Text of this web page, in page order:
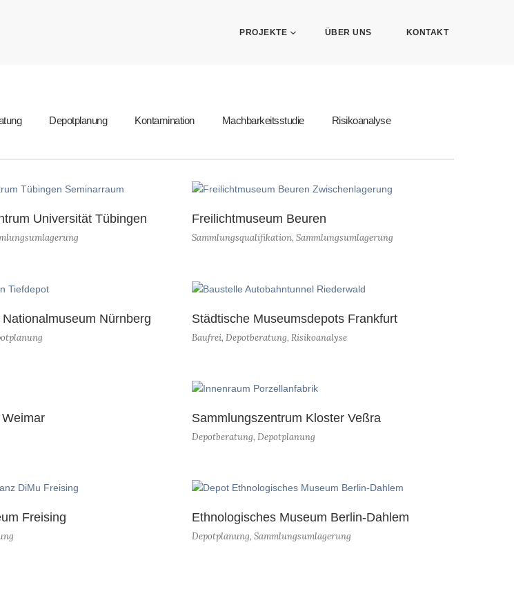
PROJEKTE ÜBER UNS KONTAKT
Depotplanung Kontamination Machbarkeitsstudie
Risikoanalyse
Universität Tübingen Freilichtmuseum Beuren
Sammlungsqualifikation, Sammlungsumlagerung
Nürnberg Städtische Museumsdepots Frankfurt
Baufrei, Depotberatung, Risikoanalyse
Sammlungszentrum Kloster Veßra
Depotberatung, Depotplanung
Freising Ethnologisches Museum Berlin-Dahlem
Depotplanung, Sammlungsumlagerung